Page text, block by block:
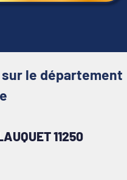
le département
11250